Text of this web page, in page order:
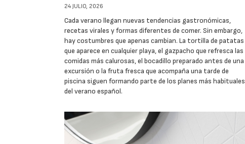
24 JULIO, 2026
Cada verano llegan nuevas tendencias gastronómicas,
recetas virales y formas diferentes de comer. Sin embargo,
hay costumbres que apenas cambian. La tortilla de patatas
que aparece en cualquier playa, el gazpacho que refresca las
comidas más calurosas, el bocadillo preparado antes de una
excursión o la fruta fresca que acompaña una tarde de
piscina siguen formando parte de los planes más habituales
del verano español.